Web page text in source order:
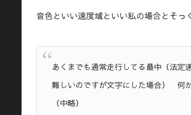
音色といい速度域といい私の場合とそ
あくまでも通常走行してる最中（法定
難しいのですが文字にした場合） 何
（中略）